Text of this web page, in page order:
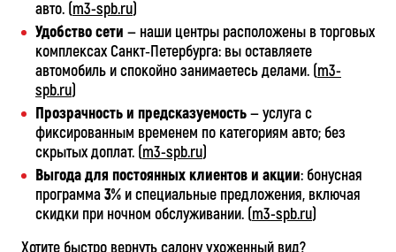
авто. (m3-spb.ru)
Удобство сети — наши центры расположены в торговых
комплексах Санкт‑Петербурга: вы оставляете
автомобиль и спокойно занимаетесь делами. (m3-
spb.ru)
Прозрачность и предсказуемость— услуга с
фиксированным временем по категориям авто; без
скрытых доплат. (m3-spb.ru)
Выгода для постоянных клиентов и акции: бонусная
программа3% и специальные предложения, включая
скидки при ночном обслуживании. (m3-spb.ru)